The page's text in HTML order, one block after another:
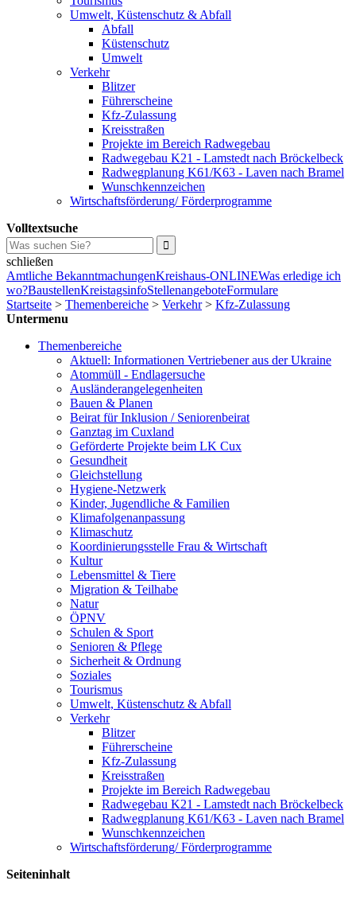
Umwelt, Küstenschutz & Abfall
Abfall
Küstenschutz
Umwelt
Verkehr
Blitzer
Führerscheine
Kfz-Zulassung
Kreisstraßen
Projekte im Bereich Radwegebau
Radwegebau K21 - Lamstedt nach Bröckelbeck
Radwegplanung K61/K63 - Laven nach Bramel
Wunschkennzeichen
Wirtschaftsförderung/ Förderprogramme
Volltextsuche
schließen
Amtliche BekanntmachungenKreishaus-ONLINEWas erledige ich
wo?BaustellenKreistagsinfoStellenangeboteFormulare
Startseite > Themenbereiche > Verkehr> Kfz-Zulassung
Untermenu
Themenbereiche
Aktuell: Informationen Vertriebener aus der Ukraine
Atommüll - Endlagersuche
Ausländerangelegenheiten
Bauen & Planen
Beirat für Inklusion / Seniorenbeirat
Ganztag im Cuxland
Geförderte Projekte beim LK Cux
Gesundheit
Gleichstellung
Hygiene-Netzwerk
Kinder, Jugendliche & Familien
Klimafolgenanpassung
Klimaschutz
Koordinierungsstelle Frau & Wirtschaft
Kultur
Lebensmittel & Tiere
Migration & Teilhabe
Natur
ÖPNV
Schulen & Sport
Senioren & Pflege
Sicherheit & Ordnung
Soziales
Tourismus
Umwelt, Küstenschutz & Abfall
Verkehr
Blitzer
Führerscheine
Kfz-Zulassung
Kreisstraßen
Projekte im Bereich Radwegebau
Radwegebau K21 - Lamstedt nach Bröckelbeck
Radwegplanung K61/K63 - Laven nach Bramel
Wunschkennzeichen
Wirtschaftsförderung/ Förderprogramme
Seiteninhalt